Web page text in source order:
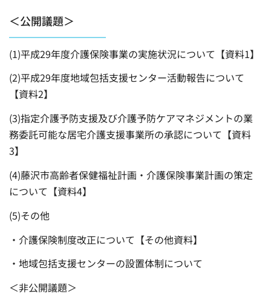
＜公開議題＞
(1)平成29年度介護保険事業の実施状況について【資料1】
(2)平成29年度地域包括支援センター活動報告について
【資料2】
(3)指定介護予防支援及び介護予防ケアマネジメントの業
務委託可能な居宅介護支援事業所の承認について【資料
3】
(4)藤沢市高齢者保健福祉計画・介護保険事業計画の策定
について【資料4】
(5)その他
・介護保険制度改正について【その他資料】
・地域包括支援センターの設置体制について
＜非公開議題＞